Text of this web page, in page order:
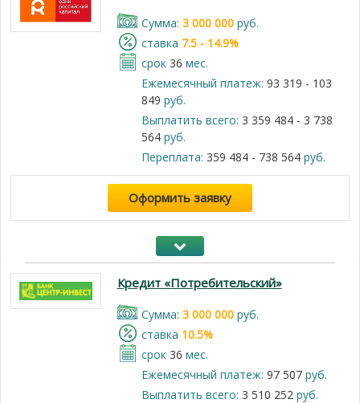
Cумма: 3 000 000руб.
cтавка 7.5 - 14.9%
срок 36 мес.
Ежемесячный платеж: 93 319 - 103
849 руб.
Выплатить всего: 3 359 484 - 3 738
564руб.
Переплата: 359 484 - 738 564руб.
Оформить заявку
Кредит «Потребительский»
Cумма: 3 000 000руб.
cтавка 10.5%
срок 36 мес.
Ежемесячный платеж: 97 507руб.
Выплатить всего: 3 510 252руб.